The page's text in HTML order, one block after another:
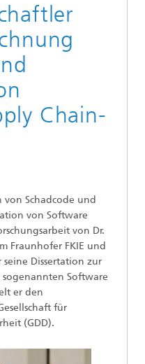
Chain-
von Schadcode und
von Software
von Dr.
Fraunhofer FKIE und
Dissertation zur
Software
er den
für
(GDD).